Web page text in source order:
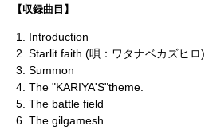
【収録曲目】
Introduction
Starlit faith (唄：ワタナベカズヒロ)
Summon
The "KARIYA'S"theme.
The battle field
The gilgamesh